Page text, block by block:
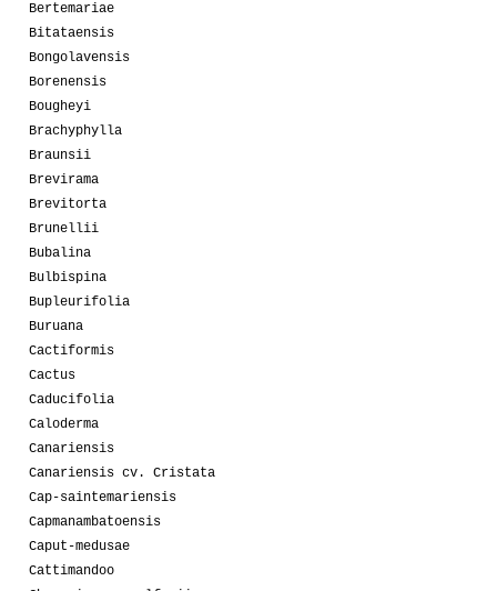
Bertemariae
Bitataensis
Bongolavensis
Borenensis
Bougheyi
Brachyphylla
Braunsii
Brevirama
Brevitorta
Brunellii
Bubalina
Bulbispina
Bupleurifolia
Buruana
Cactiformis
Cactus
Caducifolia
Caloderma
Canariensis
Canariensis cv. Cristata
Cap-saintemariensis
Capmanambatoensis
Caput-medusae
Cattimandoo